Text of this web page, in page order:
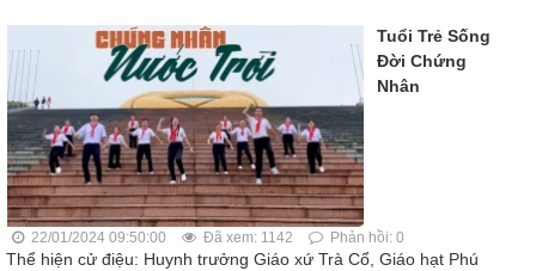
Tuổi Trẻ Sống
Đời Chứng
Nhân
22/01/2024 09:50:00 Đã xem: 1142 Phản hồi: 0
Thể hiện cử điệu: Huynh trưởng Giáo xứ Trà Cổ, Giáo hạt Phú